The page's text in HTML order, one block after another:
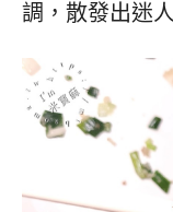
調，散發出迷